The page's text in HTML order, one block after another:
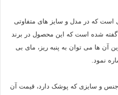
که در مدل و سایز های متفاوتی
شده است که این محصول در برند
آن ها می توان به پنبه ریز، مای بی
نمود.
و سایزی که پوشک دارد، قیمت آن